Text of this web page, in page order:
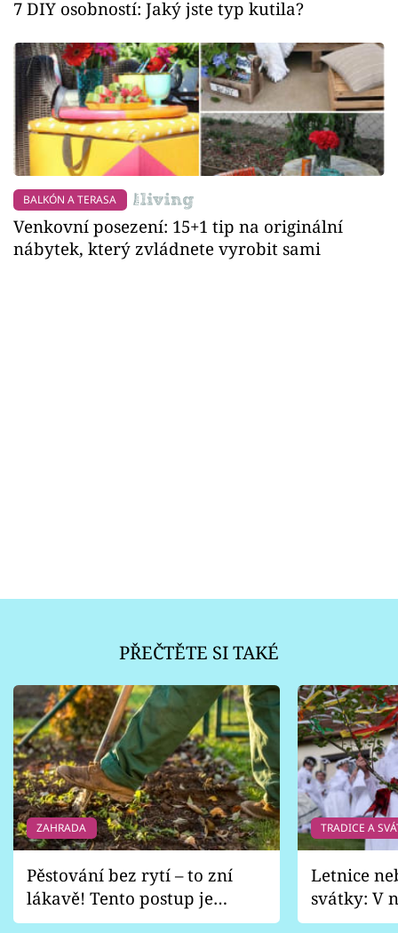
7 DIY osobností: Jaký jste typ kutila?
BALKÓN A TERASA
Venkovní posezení: 15+1 tip na originální
nábytek, který zvládnete vyrobit sami
PŘEČTĚTE SI TAKÉ
ZAHRADA
Pěstování bez rytí – to zní
lákavě! Tento postup je
vhodný jen pro některé
TRADICE A
Letnice
svátky: V
pondělí